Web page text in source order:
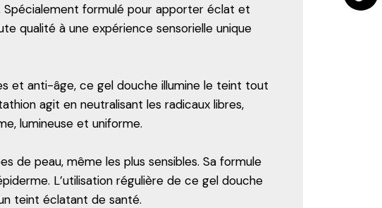
formulé pour apporter éclat et
qualité à une expérience sensorielle unique
et anti-âge, ce gel douche illumine le teint tout
agit en neutralisant les radicaux libres,
lumineuse et uniforme.
de peau, même les plus sensibles. Sa formule
L’utilisation régulière de ce gel douche
teint éclatant de santé.